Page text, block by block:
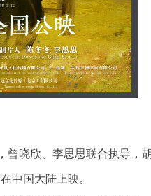
晓欣、李思思联合执导，
中国大陆上映。